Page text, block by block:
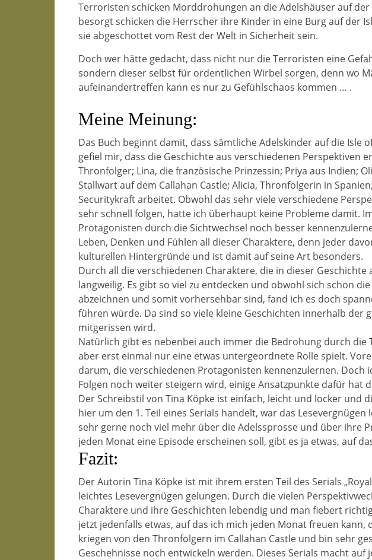
Terroristen schicken Morddrohungen an die Adelshäuser auf
besorgt schicken die Herrscher ihre Kinder in eine Burg auf der
sie abgeschottet vom Rest der Welt in Sicherheit sein.
Doch wer hätte gedacht, dass nicht nur die Terroristen eine
sondern dieser selbst für ordentlichen Wirbel sorgen, denn wo
aufeinandertreffen kann es nur zu Gefühlschaos kommen … .
Meine Meinung:
Das Buch beginnt damit, dass sämtliche Adelskinder auf die Isle
gefiel mir, dass die Geschichte aus verschiedenen Perspektiven
Thronfolger; Lina, die französische Prinzessin; Priya aus Indien;
Stallwart auf dem Callahan Castle; Alicia, Thronfolgerin in
Securitykraft arbeitet. Obwohl das sehr viele verschiedene
sehr schnell folgen, hatte ich überhaupt keine Probleme damit.
Protagonisten durch die Sichtwechsel noch besser
Leben, Denken und Fühlen all dieser Charaktere, denn jeder
kulturellen Hintergründe und ist damit auf seine Art besonders.
Durch all die verschiedenen Charaktere, die in dieser
langweilig. Es gibt so viel zu entdecken und obwohl sich schon
abzeichnen und somit vorhersehbar sind, fand ich es doch
führen würde. Da sind so viele kleine Geschichten innerhalb der
mitgerissen wird.
Natürlich gibt es nebenbei auch immer die Bedrohung durch die
aber erst einmal nur eine etwas untergeordnete Rolle spielt.
darum, die verschiedenen Protagonisten kennenzulernen. Doch
Folgen noch weiter steigern wird, einige Ansatzpunkte dafür hat
Der Schreibstil von Tina Köpke ist einfach, leicht und locker und
hier um den 1. Teil eines Serials handelt, war das
sehr gerne noch viel mehr über die Adelssprosse und über ihre
jeden Monat eine Episode erscheinen soll, gibt es ja etwas, auf
Fazit:
Der Autorin Tina Köpke ist mit ihrem ersten Teil des Serials
leichtes Lesevergnügen gelungen. Durch die vielen
Charaktere und ihre Geschichten lebendig und man fiebert
jetzt jedenfalls etwas, auf das ich mich jeden Monat freuen kann,
kriegen von den Thronfolgern im Callahan Castle und bin sehr
Geschehnisse noch entwickeln werden. Dieses Serials macht auf